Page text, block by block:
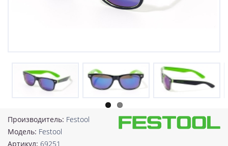
Производитель: Festool
Модель: Festool
Артикул: 69251